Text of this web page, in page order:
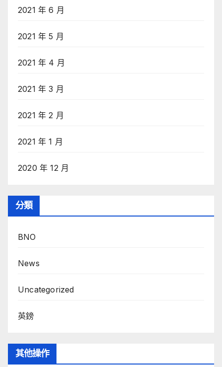
2021 年 6 月
2021 年 5 月
2021 年 4 月
2021 年 3 月
2021 年 2 月
2021 年 1 月
2020 年 12 月
分類
BNO
News
Uncategorized
英鎊
其他操作